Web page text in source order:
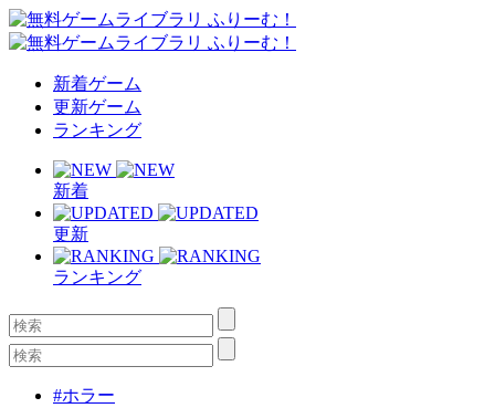
新着ゲーム
更新ゲーム
ランキング
新着
更新
ランキング
#ホラー